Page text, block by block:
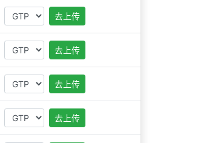
去上传
去上传
去上传
去上传